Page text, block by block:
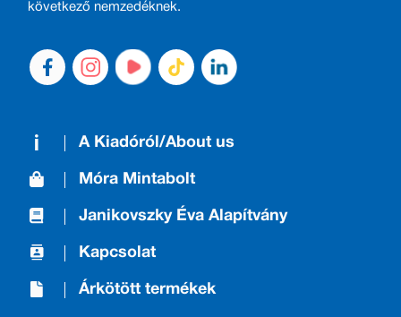
következő nemzedéknek.
A Kiadóról/About us
Móra Mintabolt
Janikovszky Éva Alapítvány
Kapcsolat
Árkötött termékek